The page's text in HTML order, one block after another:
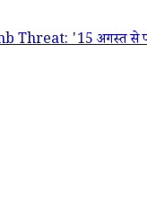
अगस्त से पहले मुंबई में